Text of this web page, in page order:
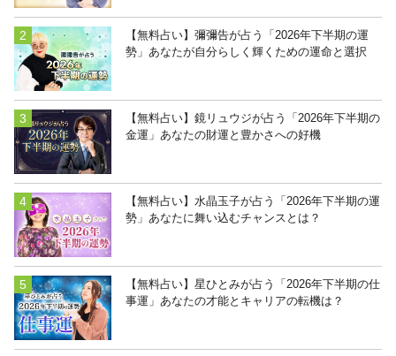
【無料占い】彌彌告が占う「2026年下半期の運
勢」あなたが自分らしく輝くための運命と選択
【無料占い】鏡リュウジが占う「2026年下半期の
金運」あなたの財運と豊かさへの好機
【無料占い】水晶玉子が占う「2026年下半期の運
勢」あなたに舞い込むチャンスとは？
【無料占い】星ひとみが占う「2026年下半期の仕
事運」あなたの才能とキャリアの転機は？